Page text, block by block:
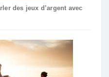
des jeux d’argent avec